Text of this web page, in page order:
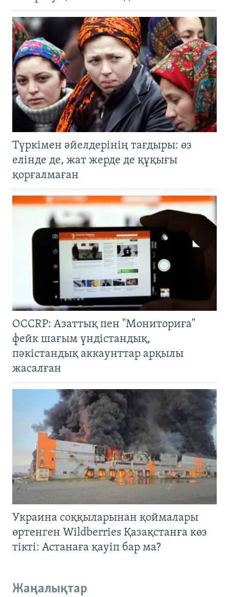
Түркімен әйелдерінің тағдыры: өз
елінде де, жат жерде де құқығы
қорғалмаған
OCCRP: Азаттық пен "Мониториға"
фейк шағым үндістандық,
пәкістандық аккаунттар арқылы
жасалған
Украина соққыларынан қоймалары
өртенген Wildberries Қазақстанға көз
тікті: Астанаға қауіп бар ма?
Жаңалықтар